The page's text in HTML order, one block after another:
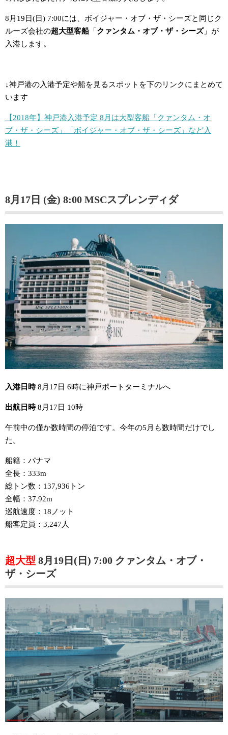
8月19日(日) 7:00には、ボイジャー・オブ・ザ・シーズと同じク
ルーズ会社の超大型客船「 クァンタム・オブ・ザ・シーズ」が
入港します。
↓神戸港の入港予定や船を見るスポットを下のリンクにまとめて
います
【2018年】神戸港入港予定 8月は大型客船「クァンタム・オ
ブ・ザ・シーズ」「ボイジャー・オブ・ザ・シーズ」など入
港！
8月17日 (金) 8:00 MSCスプレンディダ
入港日時8月17日 6時に神戸ポートターミナルへ
出航日時8月17日 10時
午前中の僅か数時間の停泊です。今年の5月も数時間だけでし
た。
船籍：パナマ
全長：333m
総トン数：137,936トン
全幅：37.92m
巡航速度：18ノット
船客定員：3,247人
超大型 8月19日(日) 7:00 クァンタム・オブ・
ザ・シーズ